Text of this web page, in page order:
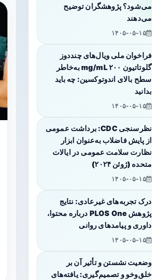
می‌شود؟ پژوهشگران توضیح
می‌دهند
۱۴۰۵-۰۵-۱۵
فراخوان ملی ویال‌های چنددوز
گلوتاتیون ۲۰۰ mg/mL به‌خاطر
سطح بالای اندوتوکسین: چه باید
بدانید
۱۴۰۵-۰۵-۱۵
نظرسنجی CDC: برداشت عمومی
از پایش فاضلاب به‌عنوان ابزار
نظارت سلامت عمومی در ایالات
متحده (ژوئن ۲۰۲۴)
۱۴۰۵-۰۵-۱۵
درک تجربه‌های غیرعادی: نتایج
پژوهش PLOS One درباره محتوا،
داوری و پیامدهای روانی
۱۴۰۵-۰۵-۱۵
وضعیت نشستن و تأثیر آن بر
خلق‌وخو و تصمیم‌گیری: یافته‌های